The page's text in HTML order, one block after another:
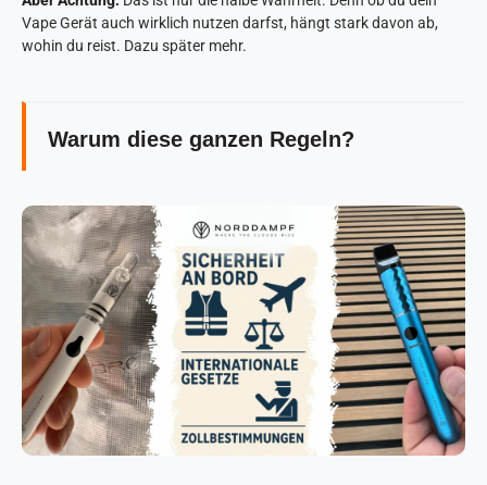
Vape Gerät auch wirklich nutzen darfst, hängt stark davon ab,
wohin du reist. Dazu später mehr.
Warum diese ganzen Regeln?